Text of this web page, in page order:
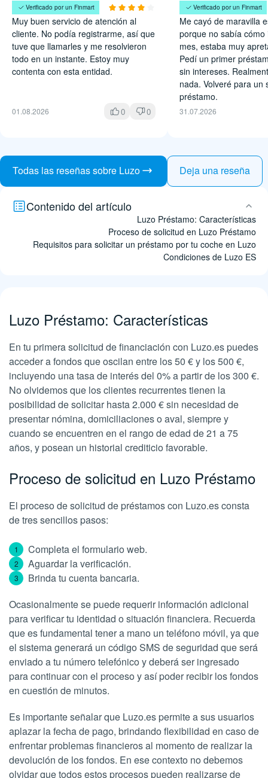
Lidia Alanis
Muy buen servicio de atención al
cliente. No podía registrarme, así que
tuve que llamarles y me resolvieron
todo en un instante. Estoy muy
contenta con esta entidad.
01.08.2026 0 0
Verificado por un Finmart Gaby Palomino
Me cayó de maravilla
porque no sabía cómo
mes, estaba muy
Pedí un primer
sin intereses.
nada. Volveré para un
préstamo.
31.07.2026
Verificado por un Finmart
Todas las reseñas sobre Luzo Deja una reseña
Contenido del artículo
Luzo Préstamo: Características
Proceso de solicitud en Luzo Préstamo
Requisitos para solicitar un préstamo por tu coche en Luzo
Condiciones de Luzo ES
Luzo Préstamo: Características
En tu primera solicitud de financiación con Luzo.es puedes
acceder a fondos que oscilan entre los 50 € y los 500 €,
incluyendo una tasa de interés del 0% a partir de los 300 €.
No olvidemos que los clientes recurrentes tienen la
posibilidad de solicitar hasta 2.000 € sin necesidad de
presentar nómina, domiciliaciones o aval, siempre y
cuando se encuentren en el rango de edad de 21 a 75
años, y posean un historial crediticio favorable.
Proceso de solicitud en Luzo Préstamo
El proceso de solicitud de préstamos con Luzo.es consta
de tres sencillos pasos:
Completa el formulario web.
Aguardar la verificación.
Brinda tu cuenta bancaria.
Ocasionalmente se puede requerir información adicional
para verificar tu identidad o situación financiera. Recuerda
que es fundamental tener a mano un teléfono móvil, ya que
el sistema generará un código SMS de seguridad que será
enviado a tu número telefónico y deberá ser ingresado
para continuar con el proceso y así poder recibir los fondos
en cuestión de minutos.
Es importante señalar que Luzo.es permite a sus usuarios
aplazar la fecha de pago, brindando flexibilidad en caso de
enfrentar problemas financieros al momento de realizar la
devolución de los fondos. En ese contexto no debemos
olvidar que todos estos procesos pueden realizarse de